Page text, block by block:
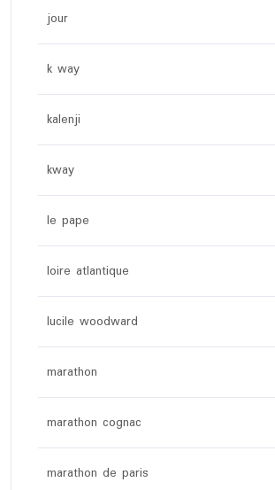
jour
k way
kalenji
kway
le pape
loire atlantique
lucile woodward
marathon
marathon cognac
marathon de paris